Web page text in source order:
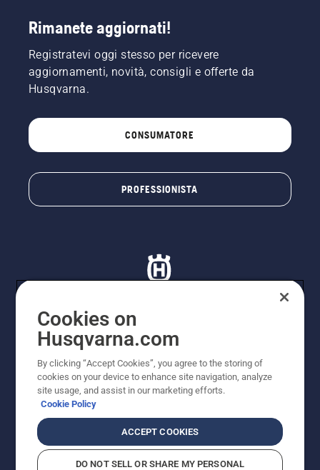
Rimanete aggiornati!
Registratevi oggi stesso per ricevere
aggiornamenti, novità, consigli e offerte da
Husqvarna.
CONSUMATORE
PROFESSIONISTA
© Husqvarna AB (publ). Tutti i diritti riservati. I prezzi
Husqvarna Schweiz AG per i rivenditori specializzati
aderenti all’iniziativa, prezzi in CHF comprensivi di IVA
all’ 8,1% e TRA. Con riserva di modifica. Tutti i prezzi
indicati sono prezzi al dettaglio consigliati (IVA inclusa),
a meno che il prodotto non sia disponibile per l'acquisto
Informativa sui cookieTermini di utilizzo
Informativa sulla privacyRiferimentiCGVF Negozio online
Cookies on
Husqvarna.com
By clicking “Accept Cookies”, you agree to the storing of
cookies on your device to enhance site navigation, analyze
site usage, and assist in our marketing efforts.
Cookie Policy
ACCEPT COOKIES
DO NOT SELL OR SHARE MY PERSONAL